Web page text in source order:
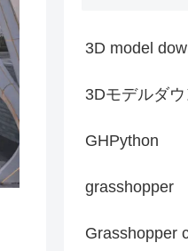
3D model
3Dモデルダ
GHPython
grasshopper
Grasshopper